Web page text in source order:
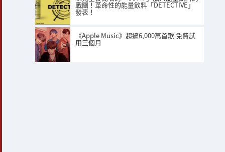
戰團！革命性的能量飲料「DETECTIVE」
發表！
《Apple Music》超過6,000萬首歌 免費試
用三個月